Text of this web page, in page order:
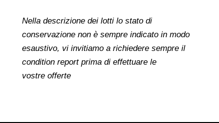
Nella descrizione dei lotti lo stato di
conservazione non è sempre indicato in modo
esaustivo, vi invitiamo a richiedere sempre il
condition report prima di effettuare le
vostre offerte